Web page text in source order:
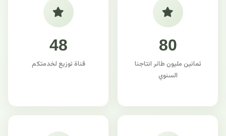
80
ثمانين مليون طائر انتاجنا
السنوي
48
قناة توزيع لخدمتكم